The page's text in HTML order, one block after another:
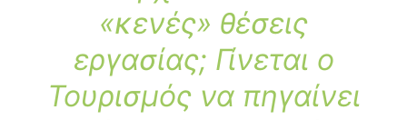
«κενές» θέσεις
εργασίας; Γίνεται ο
Τουρισμός να πηγαίνει